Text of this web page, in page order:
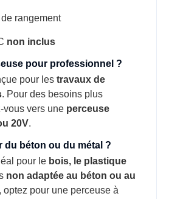
rangement
non inclus
pour professionnel ?
pour les travaux de
. Pour des besoins plus
vous vers une perceuse
20V.
du béton ou du métal ?
pour le bois, le plastique
non adaptée au béton ou au
optez pour une perceuse à